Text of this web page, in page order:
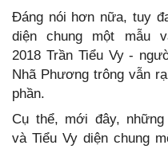
Đáng nói hơn nữa, tuy
diện chung một mẫu
2018 Trần Tiểu Vy -
Nhã Phương trông vẫn
phần.
Cụ thể, mới đây,
và Tiểu Vy diện chung